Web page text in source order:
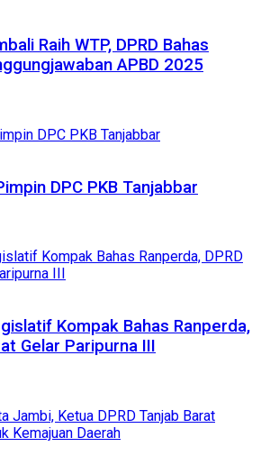
Raih WTP, DPRD Bahas
APBD 2025
DPC PKB Tanjabbar
Kompak Bahas Ranperda,
Gelar Paripurna III